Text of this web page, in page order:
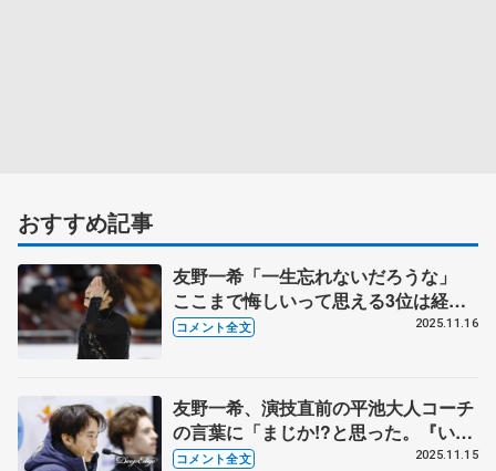
おすすめ記事
友野一希「一生忘れないだろうな」
ここまで悔しいって思える3位は経験
したことなかった、泣くつもりなかっ
コメント全文 2025.11.16
友野一希、演技直前の平池大人コーチ
の言葉に「まじか!?と思った。『いき
なり変なこと言うなよ!』って
コメント全文 2025.11.15